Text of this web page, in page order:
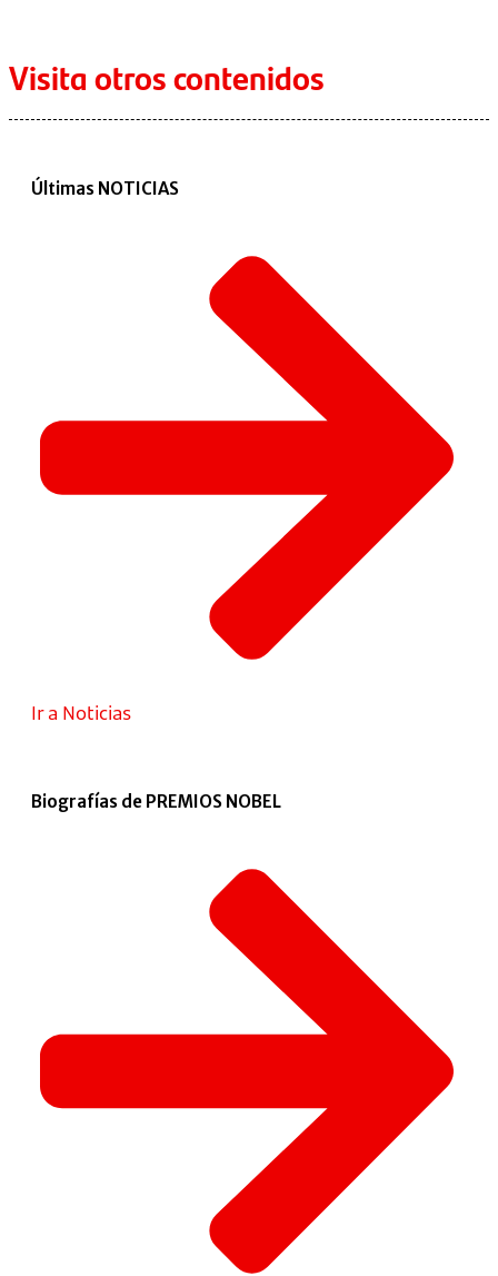
Visita otros contenidos
Últimas NOTICIAS
Ir a Noticias
Biografías de PREMIOS NOBEL